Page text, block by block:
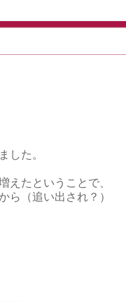
した。
えたということで、
ら（追い出され？）